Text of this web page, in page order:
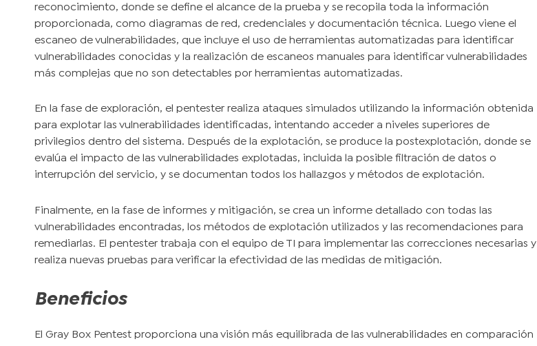
reconocimiento, donde se define el alcance de la prueba y se recopila toda la información
proporcionada, como diagramas de red, credenciales y documentación técnica. Luego viene el
escaneo de vulnerabilidades, que incluye el uso de herramientas automatizadas para identificar
vulnerabilidades conocidas y la realización de escaneos manuales para identificar vulnerabilidades
más complejas que no son detectables por herramientas automatizadas.
En la fase de exploración, el pentester realiza ataques simulados utilizando la información obtenida
para explotar las vulnerabilidades identificadas, intentando acceder a niveles superiores de
privilegios dentro del sistema. Después de la explotación, se produce la postexplotación, donde se
evalúa el impacto de las vulnerabilidades explotadas, incluida la posible filtración de datos o
interrupción del servicio, y se documentan todos los hallazgos y métodos de explotación.
Finalmente, en la fase de informes y mitigación, se crea un informe detallado con todas las
vulnerabilidades encontradas, los métodos de explotación utilizados y las recomendaciones para
remediarlas. El pentester trabaja con el equipo de TI para implementar las correcciones necesarias y
realiza nuevas pruebas para verificar la efectividad de las medidas de mitigación.
Beneficios
El Gray Box Pentest proporciona una visión más equilibrada de las vulnerabilidades en comparación